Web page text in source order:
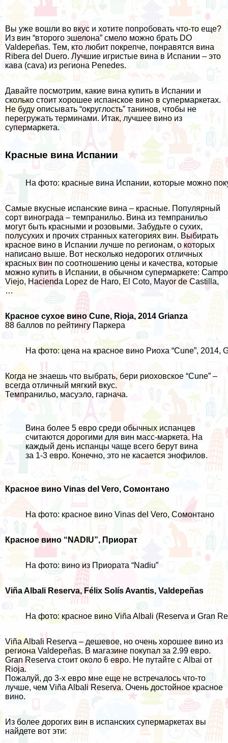
Вы уже вошли во вкус и хотите попробовать что-то еще?
Из вин “второго эшелона” смело можно брать DO
Valdepeñas. Тем, кто любит покрепче, понравятся вина
Ribera del Duero. Лучшие игристые вина в Испании – это
кава (cava) из региона Penedes.
Давайте посмотрим, какие вина купить в Испании и
сколько стоит хорошее испанское вино в супермаркетах.
Не буду описывать “округлость” танинов, чтобы не
перегружать терминами. Итак, лучшее вино из
супермаркета.
Красные вина Испании
На фото: красные вина Испании, которые можно
Самые вкусные испанские вина – красные. Популярный
сорт винограда – темпранильо. Вина из темпранильо
могут быть красными и розовыми. Забудьте о сухих,
полусухих и прочих странных категориях вин. Выбирать
красное вино в Испании лучше по регионам, о которых
написано выше. Вот несколько недорогих отличных
красных вин по соотношению цены и качества, которые
можно купить в Испании, в обычном супермаркете: Campo
Viejo, Hacienda Lopez de Haro, El Coto, Mayor de Castilla,
…
Красное сухое вино Cune, Rioja, 2014 Grianza
88 баллов по рейтингу Паркера
На фото: цена на красное вино Риоха “Cune”, 2014,
Когда не знаешь что выбрать, бери риоховское “Cune” –
всегда отличный мягкий вкус.
Темпранильо, масуэло, гарнача.
Вина более 5 евро среди обычных испанцев
считаются дорогими для вин масс-маркета. На
каждый день испанцы чаще всего берут вина
за 1-3 евро. Конечно, это не касается энофилов.
Красное вино Vinas del Vero, Сомонтано
На фото: красное вино Vinas del Vero, Сомонтано
Красное вино “NADIU”, Приорат
На фото: вино из Приората “Nadiu”
Viña Albali Reserva, Félix Solís Avantis, Valdepeñas
На фото: красное вино Viña Albali (Reserva и Gran
Viña Albali Reserva – дешевое, но очень хорошее вино из
региона Valdepeñas. В магазине покупал за 2.99 евро.
Gran Reserva стоит около 6 евро. Не путайте с Albai от
Rioja.
Пожалуй, до 3-х евро мне еще не встречалось что-то
лучше, чем Viña Albali Reserva. Очень достойное красное
вино.
Из более дорогих вин в испанских супермаркетах вы
найдете вот эти: